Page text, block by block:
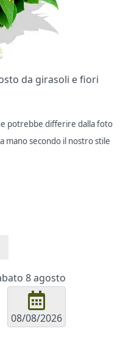
da girasoli e fiori
potrebbe differire dalla foto
mano secondo il nostro stile
8 agosto